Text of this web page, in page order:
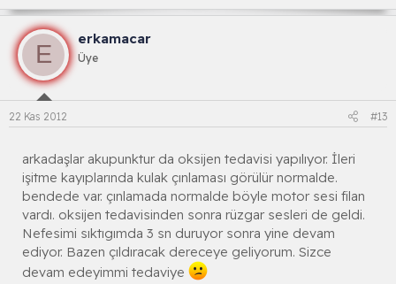
E
erkamacar
Üye
22 Kas 2012 #13
arkadaşlar akupunktur da oksijen tedavisi yapılıyor. İleri
işitme kayıplarında kulak çınlaması görülür normalde.
bendede var. çınlamada normalde böyle motor sesi filan
vardı. oksijen tedavisinden sonra rüzgar sesleri de geldi.
Nefesimi sıktıgımda 3 sn duruyor sonra yine devam
ediyor. Bazen çıldıracak dereceye geliyorum. Sizce
devam edeyimmi tedaviye